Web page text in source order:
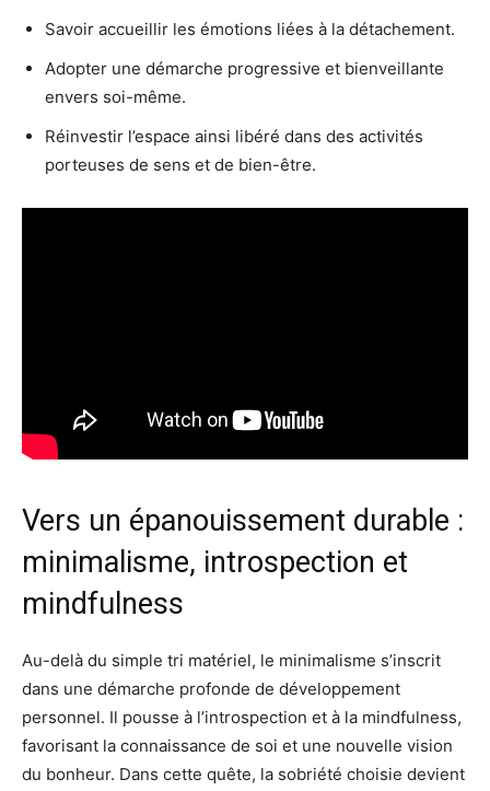
Savoir accueillir les émotions liées à la détachement.
Adopter une démarche progressive et bienveillante
envers soi-même.
Réinvestir l’espace ainsi libéré dans des activités
porteuses de sens et de bien-être.
Vers un épanouissement durable :
minimalisme, introspection et
mindfulness
Au-delà du simple tri matériel, le minimalisme s’inscrit
dans une démarche profonde de développement
personnel. Il pousse à l’introspection et à la mindfulness,
favorisant la connaissance de soi et une nouvelle vision
du bonheur. Dans cette quête, la sobriété choisie devient